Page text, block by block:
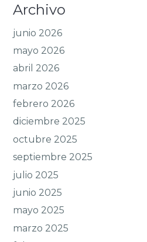
Archivo
junio 2026
mayo 2026
abril 2026
marzo 2026
febrero 2026
diciembre 2025
octubre 2025
septiembre 2025
julio 2025
junio 2025
mayo 2025
marzo 2025